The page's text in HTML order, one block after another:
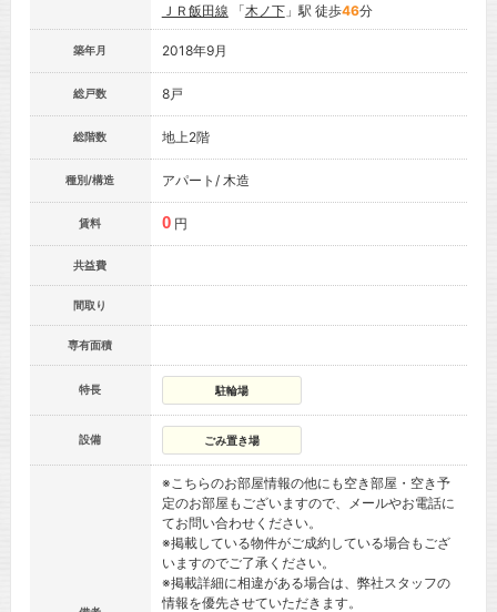
ＪＲ飯田線 「木ノ下」駅 徒歩46分
築年月 2018年9月
総戸数 8戸
総階数 地上2階
種別/構造 アパート/ 木造
賃料 0 円
共益費
間取り
専有面積
特長 駐輪場
設備 ごみ置き場
※こちらのお部屋情報の他にも空き部屋・空き予
定のお部屋もございますので、メールやお電話に
てお問い合わせください。
※掲載している物件がご成約している場合もござ
いますのでご了承ください。
※掲載詳細に相違がある場合は、弊社スタッフの
情報を優先させていただきます。